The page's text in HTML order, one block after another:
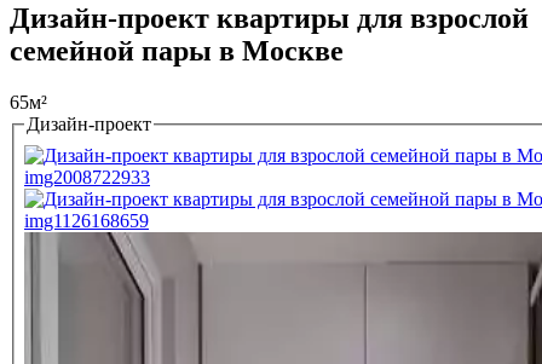
Дизайн-проект квартиры для взрослой
семейной пары в Москве
65м²
Tabs
Дизайн-проект